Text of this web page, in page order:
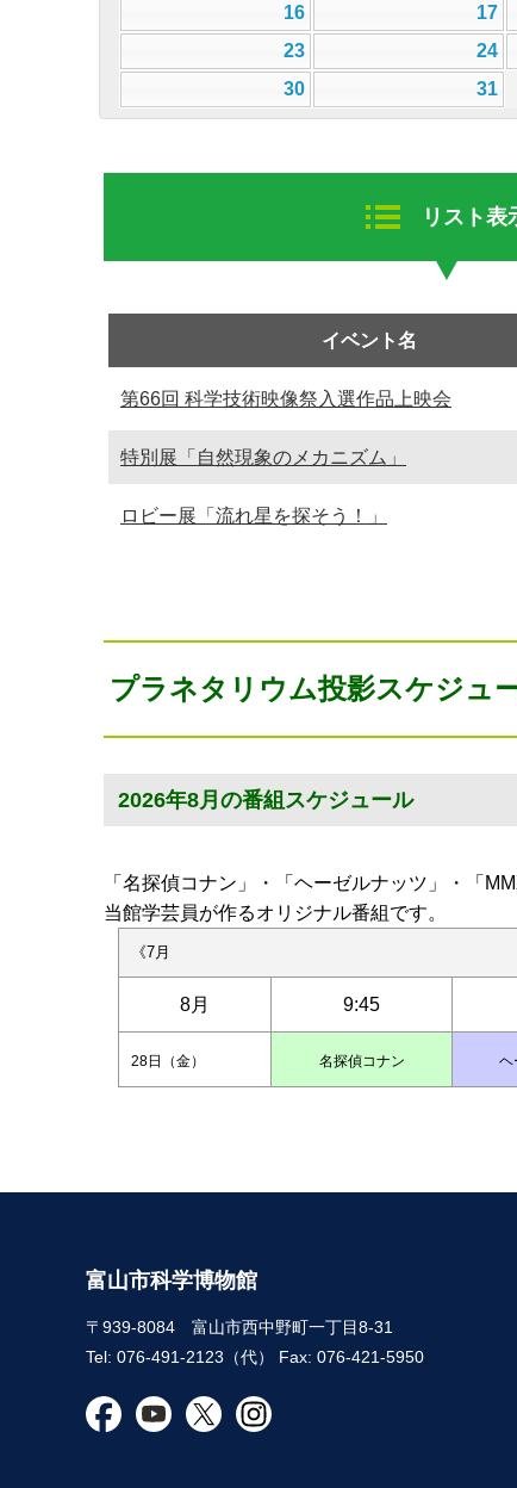
16
17
23
24
30
31
リスト表
イベント名
第66回 科学技術映像祭入選作品上映会
特別展「自然現象のメカニズム」
ロビー展「流れ星を探そう！」
プラネタリウム投影スケジュ
2026年8月の番組スケジュール
「名探偵コナン」・「ヘーゼルナッツ」・「
当館学芸員が作るオリジナル番組です。
《7月
8月 9:45
28日（金） 名探偵コナン ヘ
富山市科学博物館
〒939-8084 富山市西中野町一丁目8-31
Tel: 076-491-2123（代） Fax: 076-421-5950